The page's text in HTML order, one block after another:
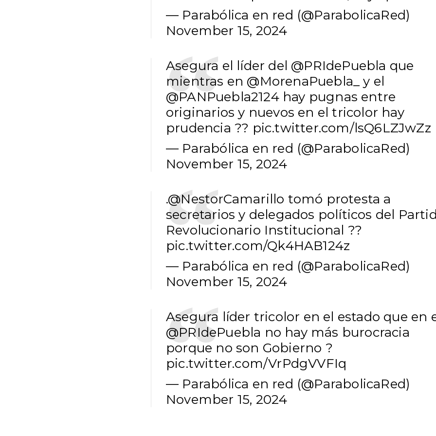
— Parabólica en red (@ParabolicaRed)
November 15, 2024
Asegura el líder del @PRIdePuebla que
mientras en @MorenaPuebla_ y el
@PANPuebla2124hay pugnas entre
originarios y nuevos en el tricolor hay
prudencia ?? pic.twitter.com/lsQ6LZJwZz
— Parabólica en red (@ParabolicaRed)
November 15, 2024
.@NestorCamarillo tomó protesta a
secretarios y delegados políticos del
Revolucionario Institucional ??
pic.twitter.com/Qk4HAB124z
— Parabólica en red (@ParabolicaRed)
November 15, 2024
Asegura líder tricolor en el estado que en
@PRIdePuebla no hay más burocracia
porque no son Gobierno ?
pic.twitter.com/VrPdgVVFIq
— Parabólica en red (@ParabolicaRed)
November 15, 2024